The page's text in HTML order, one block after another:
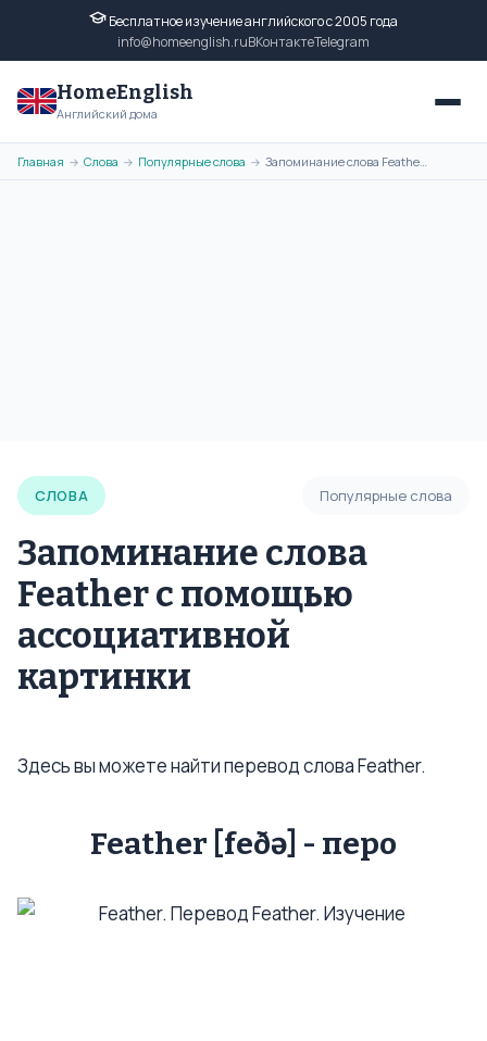
Бесплатное изучение английского с 2005 года
info@homeenglish.ruВКонтактеTelegram
HomeEnglish
Английский дома
Главная → Слова → Популярные слова → Запоминание слова Feather с помощью ассоциативной картинки
СЛОВА Популярные слова
Запоминание слова
Feather с помощью
ассоциативной
картинки
Здесь вы можете найти перевод слова Feather.
Feather [feðə] - перо